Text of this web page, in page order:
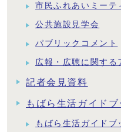
市民ふれあいミーテ
公共施設見学会
パブリックコメント
広報・広聴に関する
記者会見資料
もばら生活ガイドブ
もばら生活ガイドブ